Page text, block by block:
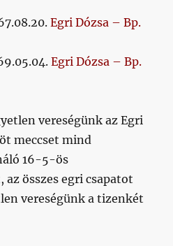
Egri Dózsa – Bp.
Egri Dózsa – Bp.
vereségünk az Egri
meccset mind
16-5-ös
összes egri csapatot
vereségünk a tizenkét